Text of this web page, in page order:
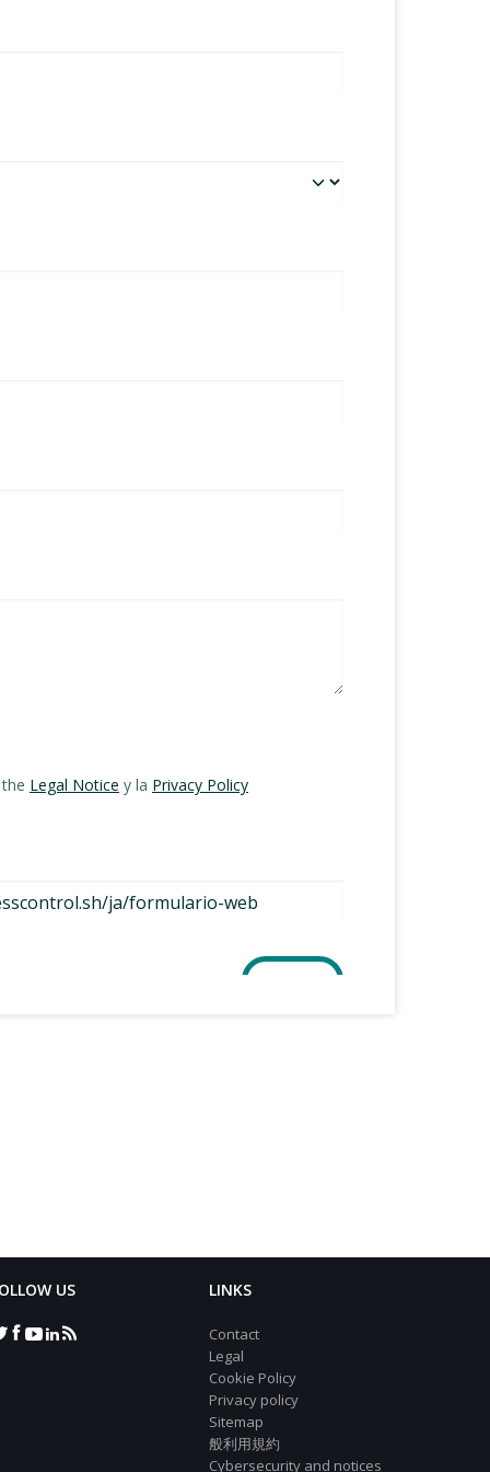
US LINKS
Contact
Legal
Cookie Policy
Privacy policy
Sitemap
般利用規約
Cybersecurity and notices